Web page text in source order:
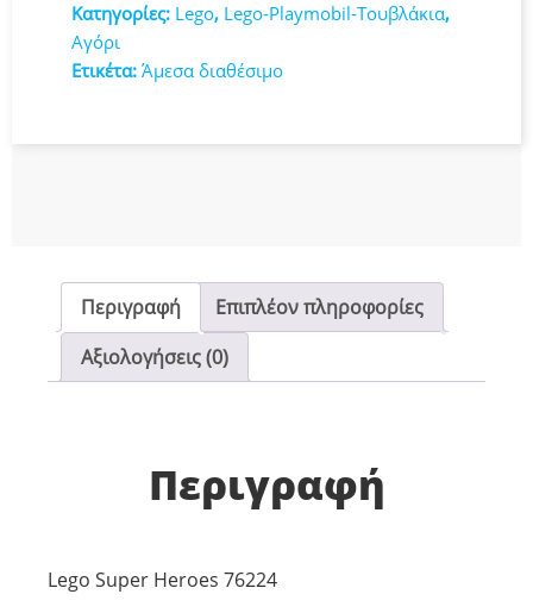
Κατηγορίες: Lego, Lego-Playmobil-Τουβλάκια,
Αγόρι
Ετικέτα: Άμεσα διαθέσιμο
Περιγραφή
Επιπλέον πληροφορίες
Αξιολογήσεις (0)
Περιγραφή
Lego Super Heroes 76224